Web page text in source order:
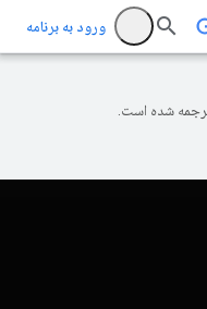
ورود به برنامه
شده است.